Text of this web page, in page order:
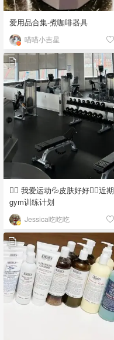
爱用品合集-煮咖啡器具
喵喵小吉星
🏋️‍♀️ 我爱运动💦皮肤好好💆‍♀️近期
gym训练计划
Jessica吃吃吃